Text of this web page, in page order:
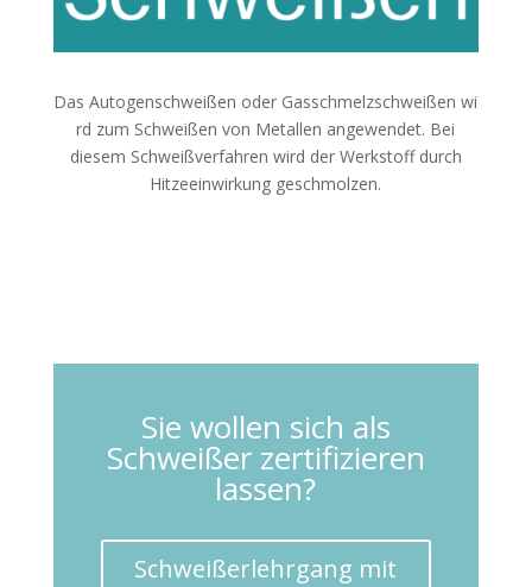
Das Autogenschweißen oder Gasschmelzschweißen wi
rd zum Schweißen von Metallen angewendet. Bei
diesem Schweißverfahren wird der Werkstoff durch
Hitzeeinwirkung geschmolzen.
Sie wollen sich als
Schweißer zertifizieren
lassen?
Schweißerlehrgang mit